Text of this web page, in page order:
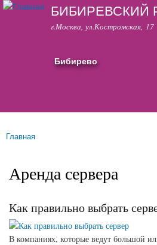
Перейти к
содержанию
БИБИРЕВСКИЙ
г.Москва, ул.Костромская, 17
Бибирево
Вы здесь
Главная
Аренда сервера
Как правильно выбрать
В компаниях, которые ведут большой